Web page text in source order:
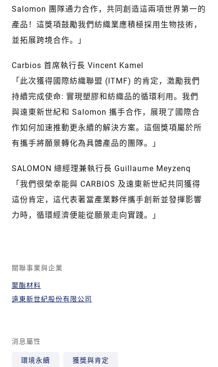
Salomon 團隊通力合作，共同創造這兩項世界第一的
產品！這獎項鼓勵我們紡織業應積極採用生物技術，
並拓展跨境合作。」
Carbios 首席執行長 Vincent Kamel
「此次獲得國際紡織聯盟 (ITMF) 的肯定，激勵我們
持續完成使命: 實現塑膠和紡織品的循環利用。我們
與遠東新世紀和 Salomon 攜手合作，展現了國際合
作如何加速推動更永續的解決方案。這個獎項屬於所
有攜手將願景轉化為具體產品的團隊。」
SALOMON 總經理兼執行長 Guillaume Meyzenq
「我們很榮幸能與 CARBIOS 及遠東新世紀共同獲得
這份肯定，這代表著當產業夥伴攜手創新並發揮影響
力時，循環經濟便能從願景走向實踐。」
關聯事業與企業
聚酯材料
遠東新世紀股份有限公司
消息屬性
環境永續 獲獎與肯定